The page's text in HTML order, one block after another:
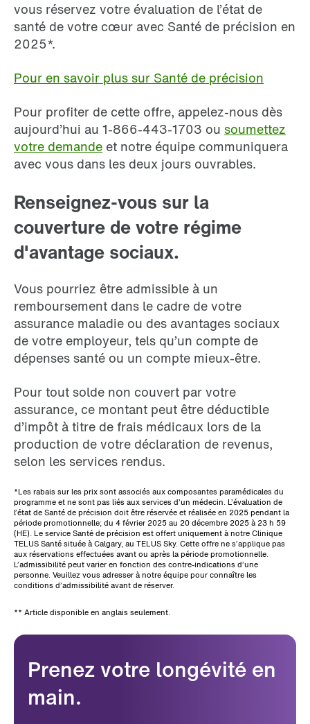
vous réservez votre évaluation de l’état de
santé de votre cœur avec Santé de précision en
2025*.
Pour en savoir plus sur Santé de précision
Pour profiter de cette offre, appelez-nous dès
aujourd’hui au 1-866-443-1703 ou soumettez
votre demande et notre équipe communiquera
avec vous dans les deux jours ouvrables.
Renseignez-vous sur la
couverture de votre régime
d'avantage sociaux.
Vous pourriez être admissible à un
remboursement dans le cadre de votre
assurance maladie ou des avantages sociaux
de votre employeur, tels qu’un compte de
dépenses santé ou un compte mieux-être.
Pour tout solde non couvert par votre
assurance, ce montant peut être déductible
d’impôt à titre de frais médicaux lors de la
production de votre déclaration de revenus,
selon les services rendus.
*Les rabais sur les prix sont associés aux composantes paramédicales du
programme et ne sont pas liés aux services d’un médecin. L’évaluation de
l’état de Santé de précision doit être réservée et réalisée en 2025 pendant la
période promotionnelle; du 4 février 2025 au 20 décembre 2025 à 23 h 59
(HE). Le service Santé de précision est offert uniquement à notre Clinique
TELUS Santé située àCalgary, au TELUS Sky. Cette offre ne s’applique pas
aux réservations effectuées avant ou après la période promotionnelle.
L’admissibilité peut varier en fonction des contre-indications d’une
personne. Veuillez vous adresser à notre équipe pour connaître les
conditions d’admissibilité avant de réserver.
** Article disponible en anglais seulement.
Prenez votre longévité en
main.